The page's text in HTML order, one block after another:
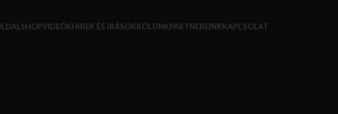
SHOPVIDEÓKHÍREK ÉS ÍRÁSOKRÓLUNKPARTNEREINKKAPCSOLAT